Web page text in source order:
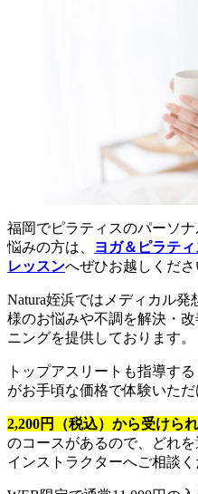
福岡でピラティスのパーソ
悩みの方は、
ヨガ＆ピラテ
レッスンへぜひお越しくださ
Natura姪浜ではメディカル
様のお悩みや不調を解決・
ニングを提供しております。
トップアスリートも指導す
がお手頃な価格で体験いただ
2,200円（税込）から受けら
のコースがあるので、どれ
インストラクターへご相談く